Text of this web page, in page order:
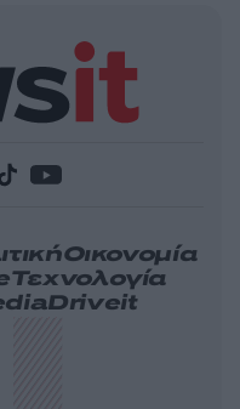
Οικονομία
Τεχνολογία
Driveit